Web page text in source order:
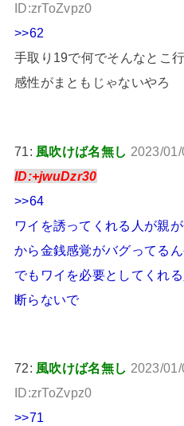
ID:zrToZvpz0
>>62
手取り19で何でそんなとこ
感性がまともじゃないやろ
71: 風吹けば名無し 2023/
ID:+jwuDzr30
>>64
ワイを誘ってくれる人が親
から金銭感覚がバグってる
でもワイを必要としてくれ
断らないで
72: 風吹けば名無し 2023/
ID:zrToZvpz0
>>71